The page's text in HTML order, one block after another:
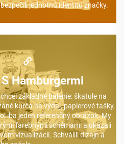
jednotnú identitu značky.
Hamburgermi
základné balenie: škatule na
kurča na výdaj, papierové tašky,
iba jeden referenčný obrázok. My
farebnými schémami a ukázali
vizualizácií. Schválili dizajn a